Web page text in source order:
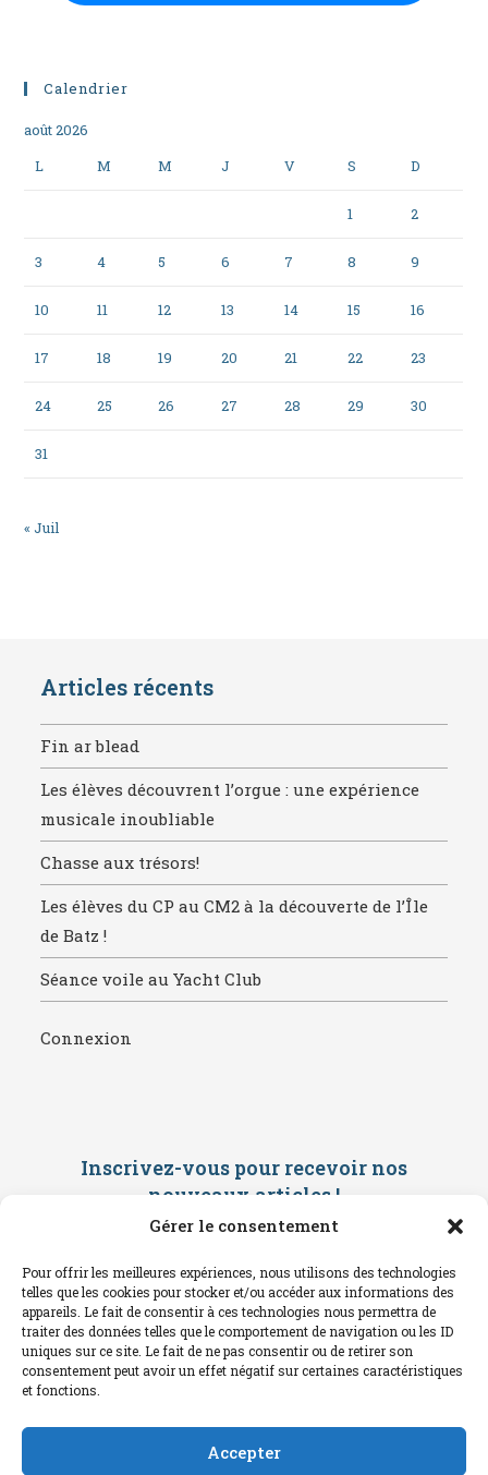
Gérer le consentement
Pour offrir les meilleures expériences, nous utilisons des technologies
telles que les cookies pour stocker et/ou accéder aux informations des
appareils. Le fait de consentir à ces technologies nous permettra de
traiter des données telles que le comportement de navigation ou les ID
uniques sur ce site. Le fait de ne pas consentir ou de retirer son
consentement peut avoir un effet négatif sur certaines caractéristiques
et fonctions.
Accepter
Calendrier
août 2026
L
M M J V S D
1 2
3 4 5 6 7 8 9
10 11 12 13 14 15 16
17 18 19 20 21 22 23
24 25 26 27 28 29 30
31
« Juil
Articles récents
Fin ar blead
Les élèves découvrent l’orgue : une expérience
musicale inoubliable
Chasse aux trésors!
Les élèves du CP au CM2 à la découverte de l’Île
de Batz !
Séance voile au Yacht Club
Connexion
Inscrivez-vous pour recevoir nos
nouveaux articles !
Saisissez ci-dessous votre adresse
confirmation par mail. Consultez vos
spams !